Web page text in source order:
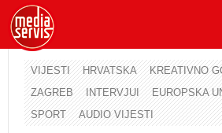
VIJESTI HRVATSKA
KREATIVNO
ZAGREB
INTERVJUI EUROPSKA
SPORT
AUDIO VIJESTI
Korisničko ime
Lozinka